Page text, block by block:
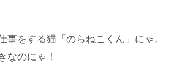
をする猫「のらねこくん」にゃ。
なのにゃ！